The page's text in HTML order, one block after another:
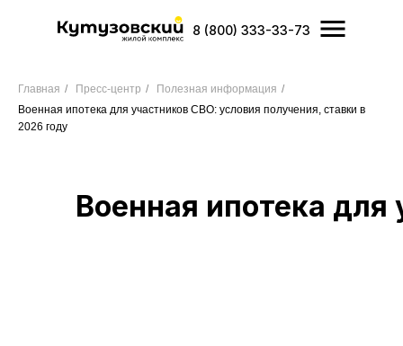
8 (800) 333-33-73
Главная / Пресс-центр / Полезная информация /
Военная ипотека для участников СВО: условия получения, ставки в
2026 году
Военная ипотека для